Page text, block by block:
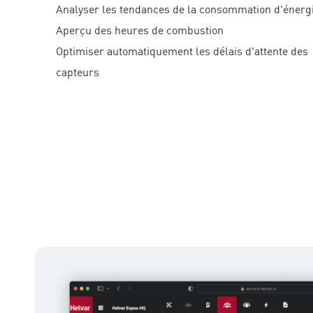
Analyser les tendances de la consommation
Aperçu des heures de combustion
Optimiser automatiquement les délais d'attente des
capteurs